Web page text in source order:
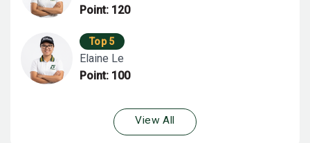
Point: 120
Top 5
Elaine Le
Point: 100
View All